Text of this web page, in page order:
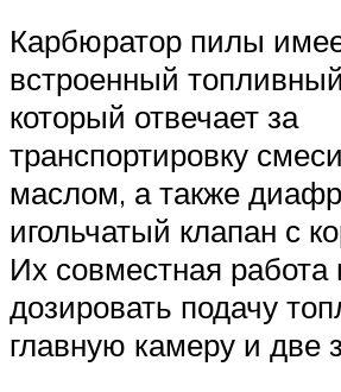
Карбюратор пилы
встроенный
который отвечает за
транспортировку
маслом, а также
игольчатый клапан с
Их совместная работа
дозировать подачу
главную камеру и две